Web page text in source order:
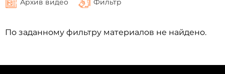
Архив видео Фильтр
По заданному фильтру материалов не найдено.